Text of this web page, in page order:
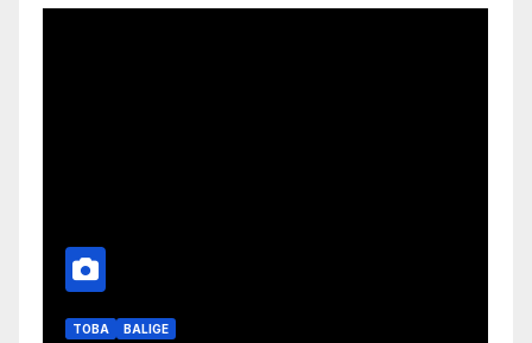
TOBA BALIGE